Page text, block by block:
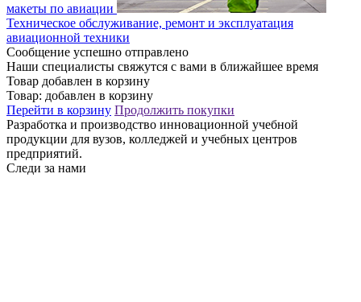
макеты по авиации
Техническое обслуживание, ремонт и эксплуатация
авиационной техники
Сообщение успешно отправлено
Наши специалисты свяжутся с вами в ближайшее время
Товар добавлен в корзину
Товар: добавлен в корзину
Перейти в корзину Продолжить покупки
Разработка и производство инновационной учебной
продукции для вузов, колледжей и учебных центров
предприятий.
Следи за нами